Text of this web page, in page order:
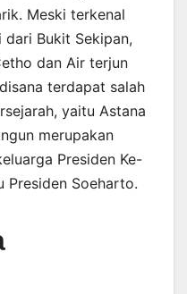
Meski terkenal
Bukit Sekipan,
dan Air terjun
terdapat salah
yaitu Astana
merupakan
Presiden Ke-
Presiden Soeharto.